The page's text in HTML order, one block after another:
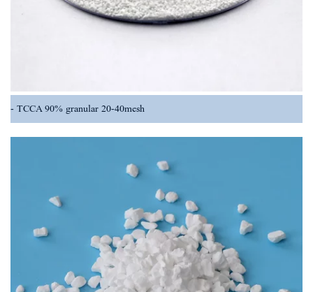
TCCA 90% granular 20-40mesh